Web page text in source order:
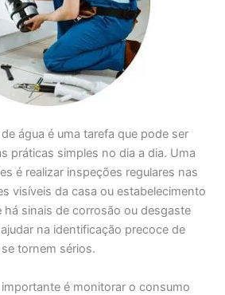
água é uma tarefa que pode ser
práticas simples no dia a dia. Uma
é realizar inspeções regulares nas
visíveis da casa ou estabelecimento
há sinais de corrosão ou desgaste
na identificação precoce de
tornem sérios.
é monitorar o consumo